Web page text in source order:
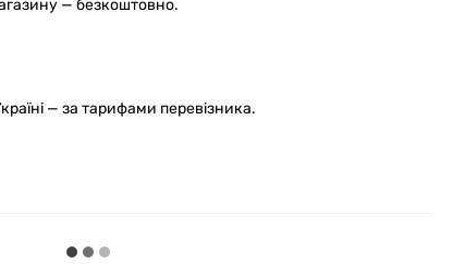
— безкоштовно.
— за тарифами перевізника.